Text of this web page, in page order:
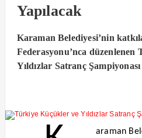
Yapılacak
Karaman Belediyesi’nin
Federasyonu’nca
Yıldızlar Satranç
araman